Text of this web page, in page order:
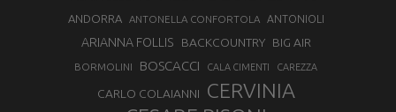
ANDORRA ANTONELLA CONFORTOLA ANTONIOLI
ARIANNA FOLLIS BACKCOUNTRY BIG AIR
BORMOLINI BOSCACCI CALA CIMENTI CAREZZA
CARLO COLAIANNI CERVINIA